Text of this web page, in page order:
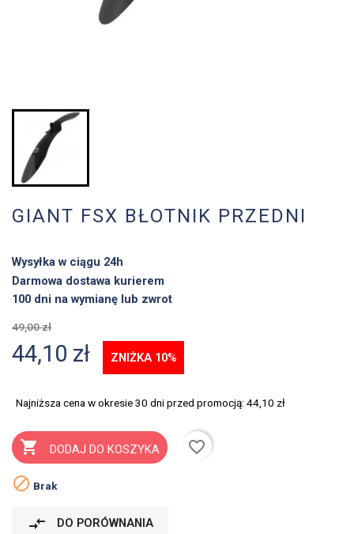
GIANT FSX BŁOTNIK PRZEDNI
Wysyłka w ciągu 24h
Darmowa dostawa kurierem
100 dni na wymianę lub zwrot
49,00 zł
44,10 zł ZNIŻKA 10%
Najniższa cena w okresie 30 dni przed promocją: 44,10 zł
 DODAJ DO KOSZYKA
favorite_border
 Brak
compare_arrows DO PORÓWNANIA